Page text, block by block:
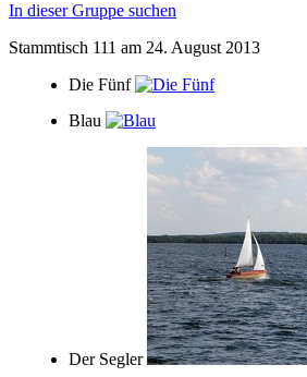
In dieser Gruppe suchen
Stammtisch 111 am 24. August 2013
Die Fünf
Blau
Der Segler